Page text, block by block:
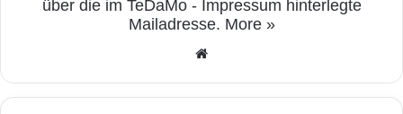
über die im TeDaMo - Impressum hinterlegte
Mailadresse. More »
ite